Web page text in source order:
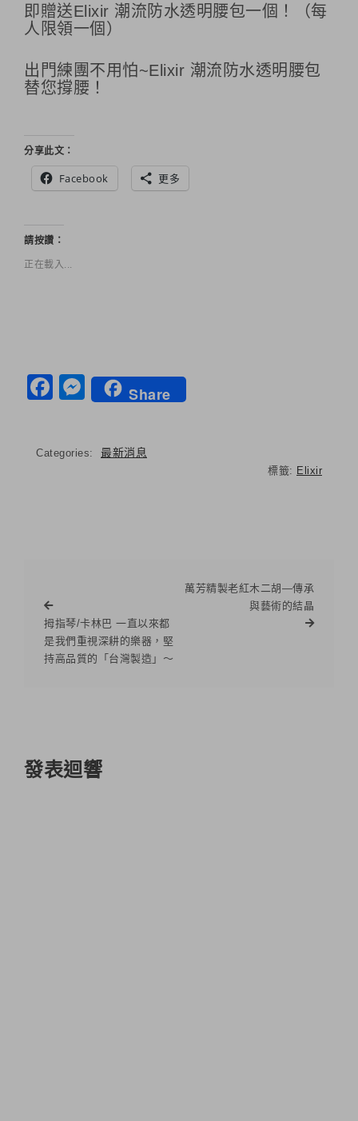
即贈送Elixir 潮流防水透明腰包一個！（每
人限領一個）
出門練團不用怕~Elixir 潮流防水透明腰包
替您撐腰！
分享此文：
Facebook 更多
請按讚：
正在載入...
Facebook
Messenger
Share
Categories: 最新消息
標籤: Elixir
拇指琴/卡林巴 一直以來都
是我們重視深耕的樂器，堅
持高品質的「台灣製造」～
萬芳精製老紅木二胡—傳承
與藝術的結晶
發表迴響